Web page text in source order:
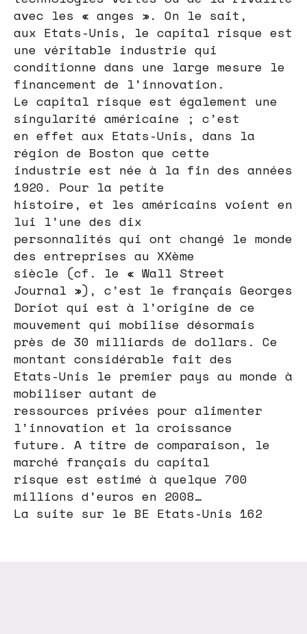
avec les « anges ». On le sait,
aux Etats-Unis, le capital risque est
une véritable industrie qui
conditionne dans une large mesure le
financement de l’innovation.
Le capital risque est également une
singularité américaine ; c’est
en effet aux Etats-Unis, dans la
région de Boston que cette
industrie est née à la fin des années
1920. Pour la petite
histoire, et les américains voient en
lui l’une des dix
personnalités qui ont changé le monde
des entreprises au XXème
siècle (cf. le « Wall Street
Journal »), c’est le français Georges
Doriot qui est à l’origine de ce
mouvement qui mobilise désormais
près de 30 milliards de dollars. Ce
montant considérable fait des
Etats-Unis le premier pays au monde à
mobiliser autant de
ressources privées pour alimenter
l’innovation et la croissance
future. A titre de comparaison, le
marché français du capital
risque est estimé à quelque 700
millions d’euros en 2008…
La suite sur le BE Etats-Unis 162